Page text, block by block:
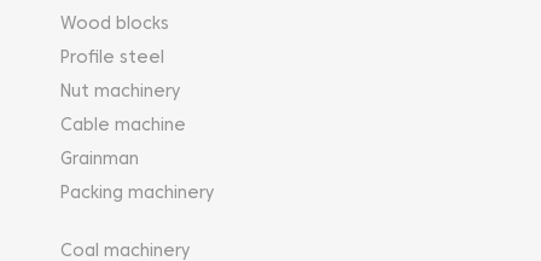
Wood blocks
Profile steel
Nut machinery
Cable machine
Grainman
Packing machinery
Coal machinery